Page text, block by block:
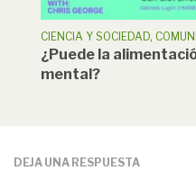
CIENCIA Y SOCIEDAD,
¿Puede la
mental?
DEJA UNA RESPUESTA